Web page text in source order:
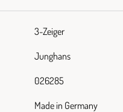
3-Zeiger
Junghans
026285
Made in Germany